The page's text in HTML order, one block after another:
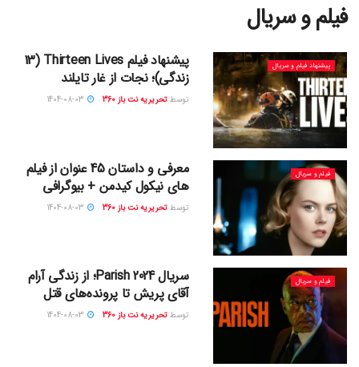
فیلم و سریال
پیشنهاد فیلم و سریال
پیشنهاد فیلم Thirteen Lives (13
زندگی)؛ نجات از غار تایلند
توسط تحریریه نت باز 360 1404-08-03
فیلم و سریال
معرفی و داستان 45 عنوان از فیلم
های نیکول کیدمن + بیوگرافی
توسط تحریریه نت باز 360 1404-08-03
فیلم و سریال
سریال Parish 2024؛ از زندگی آرام
آقای پریش تا پرونده‌های قتل
توسط تحریریه نت باز 360 1404-08-03